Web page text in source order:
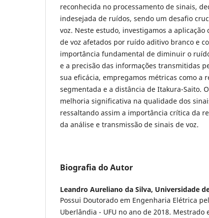
reconhecida no processamento de sinais,
indesejada de ruídos, sendo um desafio
voz. Neste estudo, investigamos a
de voz afetados por ruído aditivo branco e
importância fundamental de diminuir o
e a precisão das informações transmitidas
sua eficácia, empregamos métricas como a
segmentada e a distância de Itakura-Saito.
melhoria significativa na qualidade dos
ressaltando assim a importância crítica da
da análise e transmissão de sinais de voz.
Biografia do Autor
Leandro Aureliano da Silva, Universidade
Possui Doutorado em Engenharia Elétrica
Uberlândia - UFU no ano de 2018.